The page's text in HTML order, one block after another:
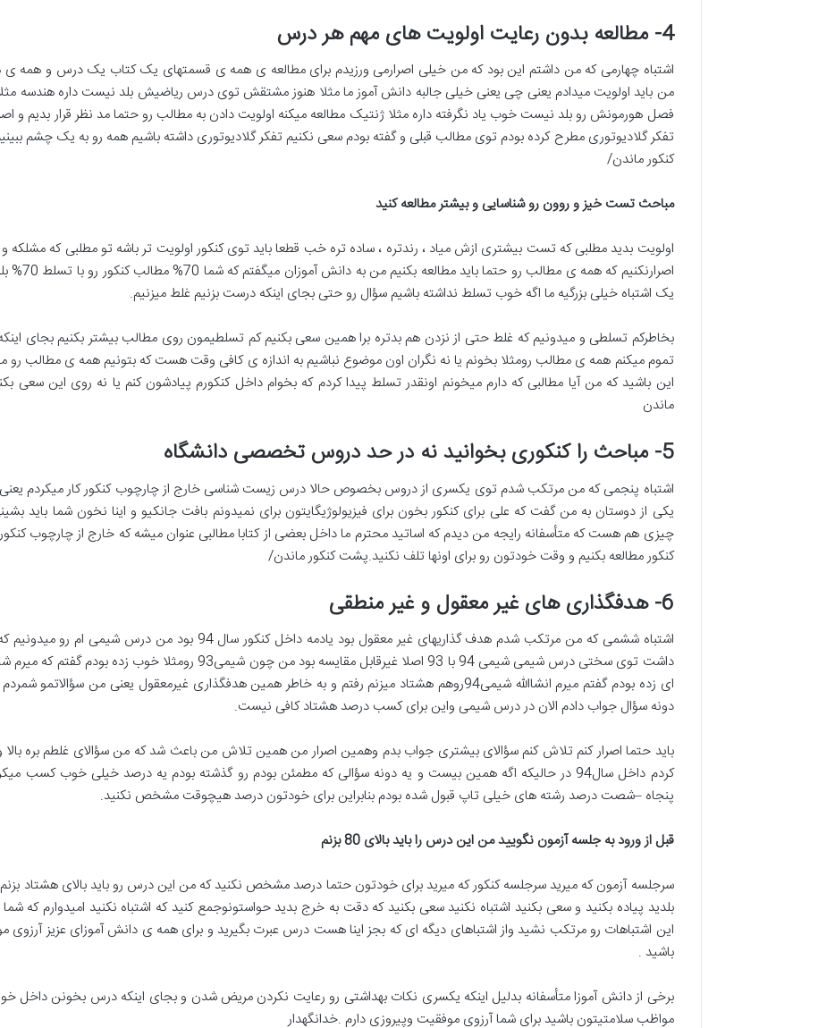
4- مطالعه بدون رعایت اولویت های مهم هر درس
اشتباه چهارمی که من داشتم این بود که من خیلی اصرارمی ورزیدم برای مطالعه ی همه ی قسمتهای یک کتاب یک درس و همه ی
من باید اولویت میدادم یعنی چی یعنی خیلی جالبه دانش آموز ما مثلا هنوز مشتقش توی درس ریاضیش بلد نیست داره هندسه مثلا
فصل هورمونش رو بلد نیست خوب یاد نگرفته داره مثلا ژنتیک مطالعه میکنه اولویت دادن به مطالب رو حتما مد نظر قرار بدیم و
تفکر گلادیوتوری مطرح کرده بودم توی مطالب قبلی و گفته بودم سعی نکنیم تفکر گلادیوتوری داشته باشیم همه رو به یک چشم
کنکور ماندن/
مباحث تست خیز و روون رو شناسایی و بیشتر مطالعه کنید
اولویت بدید مطلبی که تست بیشتری ازش میاد ، رندتره ، ساده تره خب قطعا باید توی کنکور اولویت تر باشه تو مطلبی که
اصرارنکنیم
یک اشتباه خیلی بزرگیه ما اگه خوب تسلط نداشته باشیم سؤال رو حتی بجای اینکه درست بزنیم غلط میزنیم.
بخاطرکم تسلطی و میدونیم که غلط حتی از نزدن هم بدتره برا همین سعی بکنیم کم تسلطیمون روی مطالب بیشتر بکنیم بجای اینکه
تموم میکنم همه ی مطالب رومثلا بخونم یا نه نگران اون موضوع نباشیم به اندازه ی کافی وقت هست که بتونیم همه ی مطالب رو
این باشید که من آیا مطالبی که دارم میخونم اونقدر تسلط پیدا کردم که بخوام داخل کنکورم پیادشون کنم یا نه روی این سعی
ماندن
5- مباحث را کنکوری بخوانید نه در حد دروس تخصصی دانشگاه
اشتباه پنجمی که من مرتکب شدم توی یکسری از دروس بخصوص حالا درس زیست شناسی خارج از چارچوب کنکور کار میکردم یعنی
یکی از دوستان به من گفت که علی برای کنکور بخون برای فیزیولوژیگایتون برای نمیدونم بافت جانکیو و اینا نخون شما باید
چیزی هم هست که متأسفانه رایجه من دیدم که اساتید محترم ما داخل بعضی از کتابا مطالبی عنوان میشه که خارج از چارچوب
کنکور مطالعه بکنیم و وقت خودتون رو برای اونها تلف نکنید.پشت کنکور ماندن/
6- هدفگذاری های غیر معقول و غیر منطقی
ای زده بودم گفتم میرم انشاالله شیمی94روهم هشتاد میزنم رفتم و به خاطر همین هدفگذاری غیرمعقول یعنی من
دونه سؤال جواب دادم الان در درس شیمی واین برای کسب درصد هشتاد کافی نیست.
پنجاه –شصت درصد رشته های خیلی تاپ قبول شده بودم بنابراین برای خودتون درصد هیچوقت مشخص نکنید.
قبل از ورود به جلسه آزمون نگویید من این درس را باید بالای 80 بزنم
سرجلسه آزمون که میرید سرجلسه کنکور که میرید برای خودتون حتما درصد مشخص نکنید که من این درس رو باید بالای هشتاد بزنم
بلدید پیاده بکنید و سعی بکنید اشتباه نکنید سعی بکنید که دقت به خرج بدید حواستونوجمع کنید که اشتباه نکنید امیدوارم که
این اشتباهات رو مرتکب نشید واز اشتباهای دیگه ای که بجز اینا هست درس عبرت بگیرید و برای همه ی دانش آموزای عزیز
باشید .
برخی از دانش آموزا متأسفانه بدلیل اینکه یکسری نکات بهداشتی رو رعایت نکردن مریض شدن و بجای اینکه درس بخونن داخل
مواظب سلامتیتون باشید برای شما آرزوی موفقیت وپیروزی دارم .خدانگهدار